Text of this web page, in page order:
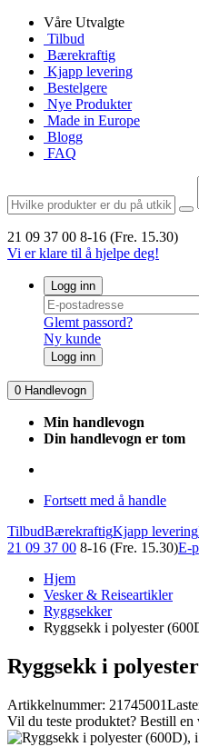
Våre Utvalgte
Tilbud
Bærekraftig
Kjapp levering
Bestelgere
Nye Produkter
Made in Europe
Blogg
FAQ
21 09 37 00 8-16 (Fre. 15.30)
Vi er klare til å hjelpe deg!
Logg inn
Glemt passord?
Ny kunde
Logg inn
0 Handlevogn
Min handlevogn
Din handlevogn er tom
Fortsett med å handle
TilbudBærekraftigKjapp levering
21 09 37 00 8-16 (Fre. 15.30)E-
Hjem
Vesker & Reiseartikler
Ryggsekker
Ryggsekk i polyester
Ryggsekk i
Artikkelnummer: 21745001
Vil du teste produktet? Bestill en